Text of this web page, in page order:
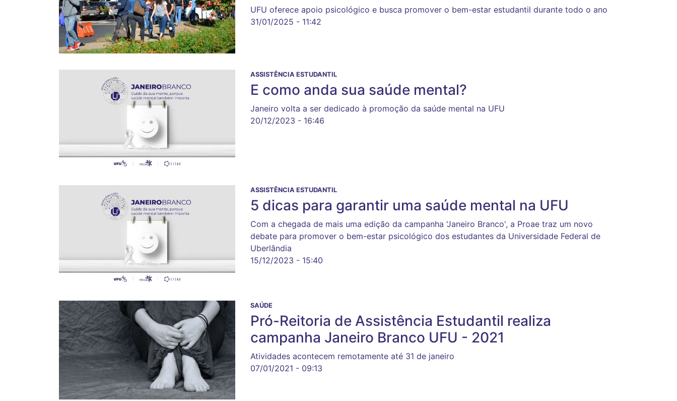
UFU oferece apoio psicológico e busca promover o bem-estar estudantil durante todo o ano
31/01/2025 - 11:42
ASSISTÊNCIA ESTUDANTIL
E como anda sua saúde mental?
Janeiro volta a ser dedicado à promoção da saúde mental na UFU
20/12/2023 - 16:46
ASSISTÊNCIA ESTUDANTIL
5 dicas para garantir uma saúde mental na UFU
Com a chegada de mais uma edição da campanha 'Janeiro Branco', a Proae traz um novo
debate para promover o bem-estar psicológico dos estudantes da Universidade Federal de
Uberlândia
15/12/2023 - 15:40
SAÚDE
Pró-Reitoria de Assistência Estudantil realiza
campanha Janeiro Branco UFU - 2021
Atividades acontecem remotamente até 31 de janeiro
07/01/2021 - 09:13